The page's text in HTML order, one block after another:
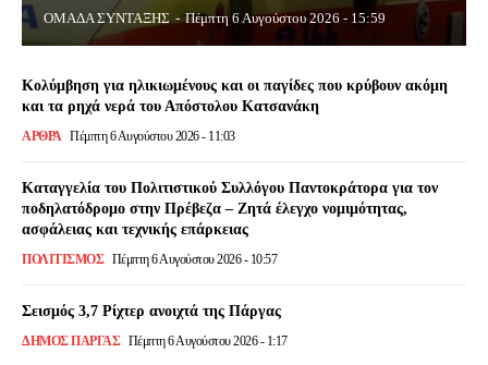
ΟΜΑΔΑ ΣΥΝΤΑΞΗΣ - Πέμπτη 6 Αυγούστου 2026 - 15:59
Κολύμβηση για ηλικιωμένους και οι παγίδες που κρύβουν ακόμη
και τα ρηχά νερά του Απόστολου Κατσανάκη
ΑΡΘΡΑ Πέμπτη 6 Αυγούστου 2026 - 11:03
Καταγγελία του Πολιτιστικού Συλλόγου Παντοκράτορα για τον
ποδηλατόδρομο στην Πρέβεζα – Ζητά έλεγχο νομιμότητας,
ασφάλειας και τεχνικής επάρκειας
ΠΟΛΙΤΙΣΜΌΣ Πέμπτη 6 Αυγούστου 2026 - 10:57
Σεισμός 3,7 Ρίχτερ ανοιχτά της Πάργας
ΔΉΜΟΣ ΠΆΡΓΑΣ Πέμπτη 6 Αυγούστου 2026 - 1:17